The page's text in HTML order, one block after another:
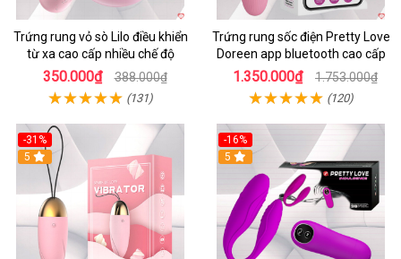
Trứng rung vỏ sò Lilo điều khiển
từ xa cao cấp nhiều chế độ
350.000₫ 388.000₫
(131)
Trứng rung sốc điện Pretty Love
Doreen app bluetooth cao cấp
1.350.000₫ 1.753.000₫
(120)
-31%
5
-16%
5